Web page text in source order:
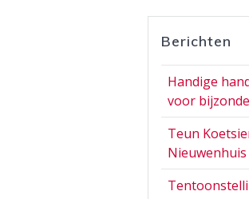
Berichten
Handige
voor
Teun
Nieuwenhuis